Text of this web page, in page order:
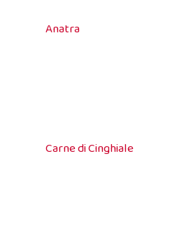
Anatra
Carne di Cinghiale